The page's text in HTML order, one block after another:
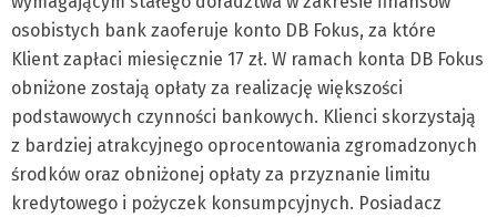
osobistych bank zaoferuje konto DB Fokus, za które
Klient zapłaci miesięcznie 17 zł. W ramach konta DB Fokus
obniżone zostają opłaty za realizację większości
podstawowych czynności bankowych. Klienci skorzystają
z bardziej atrakcyjnego oprocentowania zgromadzonych
środków oraz obniżonej opłaty za przyznanie limitu
kredytowego i pożyczek konsumpcyjnych. Posiadacz